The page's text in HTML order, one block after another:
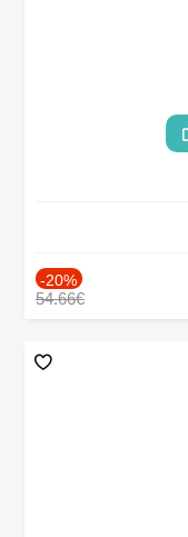
-20%
54.66€